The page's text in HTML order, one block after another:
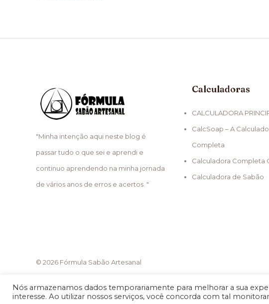
"Minha intenção aqui neste blog é
passar tudo o que sei e aprendi e
continuo aprendendo na minha jornada
de vários anos de erros e acertos. "
Calculadoras
CALCULADORA
CalcSoap – A
Completa
Calculadora Completa
Calculadora de Sabão
© 2026 Fórmula Sabão Artesanal
Nós armazenamos dados temporariamente para melhorar a sua
interesse. Ao utilizar nossos serviços, você concorda com tal